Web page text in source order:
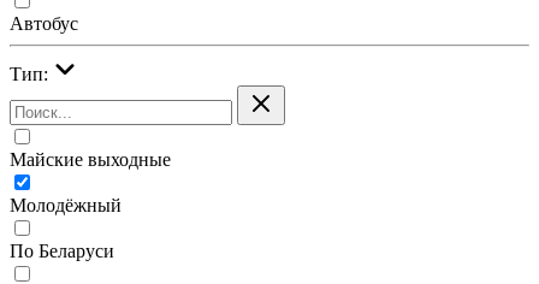
Автобус
Тип:
Майские выходные
Молодёжный
По Беларуси